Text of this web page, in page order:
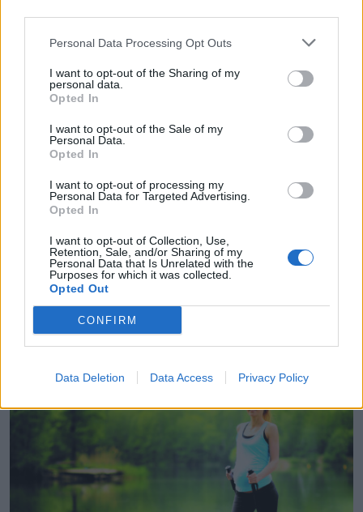
Personal Data Processing Opt Outs
I want to opt-out of the Sharing of my
personal data.
Opted In
I want to opt-out of the Sale of my
Personal Data.
Opted In
I want to opt-out of processing my
Personal Data for Targeted Advertising.
Opted In
I want to opt-out of Collection, Use,
Retention, Sale, and/or Sharing of my
Personal Data that Is Unrelated with the
Purposes for which it was collected.
Opted Out
CONFIRM
Data Deletion Data Access Privacy Policy
Vēzis, izvarošana, pēcdzemdību depresija – 15 gadu laikā
glābējsilītēs atstāts 61 bērns! Iemesli sirdi plosoši
Dzemdību namā beigušās valsts apmaksātās vakcīnas pret
gripu